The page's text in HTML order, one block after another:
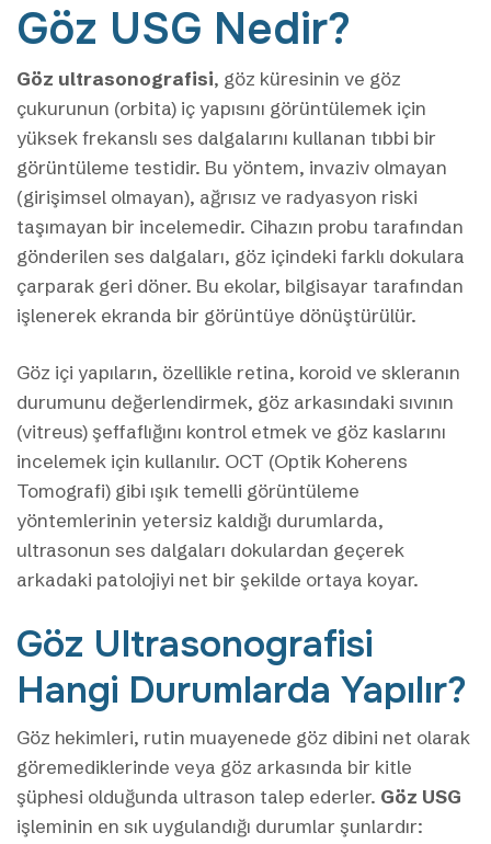
Göz USG Nedir?
Göz ultrasonografisi, göz küresinin ve göz
çukurunun (orbita) iç yapısını görüntülemek için
yüksek frekanslı ses dalgalarını kullanan tıbbi bir
görüntüleme testidir. Bu yöntem, invaziv olmayan
(girişimsel olmayan), ağrısız ve radyasyon riski
taşımayan bir incelemedir. Cihazın probu tarafından
gönderilen ses dalgaları, göz içindeki farklı dokulara
çarparak geri döner. Bu ekolar, bilgisayar tarafından
işlenerek ekranda bir görüntüye dönüştürülür.
Göz içi yapıların, özellikle retina, koroid ve skleranın
durumunu değerlendirmek, göz arkasındaki sıvının
(vitreus) şeffaflığını kontrol etmek ve göz kaslarını
incelemek için kullanılır. OCT (Optik Koherens
Tomografi) gibi ışık temelli görüntüleme
yöntemlerinin yetersiz kaldığı durumlarda,
ultrasonun ses dalgaları dokulardan geçerek
arkadaki patolojiyi net bir şekilde ortaya koyar.
Göz Ultrasonografisi
Hangi Durumlarda Yapılır?
Göz hekimleri, rutin muayenede göz dibini net olarak
göremediklerinde veya göz arkasında bir kitle
şüphesi olduğunda ultrason talep ederler. Göz USG
işleminin en sık uygulandığı durumlar şunlardır: